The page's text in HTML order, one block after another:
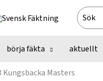
Search
for:
börja fäkta aktuellt
Kungsbacka Masters